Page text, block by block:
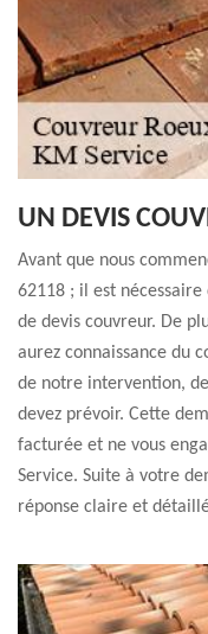
UN DEVIS
Avant que nous
62118 ; il est
de devis couvreur. De
aurez connaissance du
de notre intervention,
devez prévoir. Cette
facturée et ne vous
Service. Suite à votre
réponse claire et